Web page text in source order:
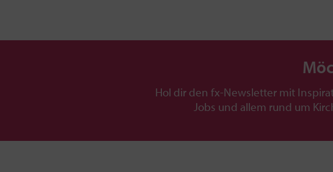
Hol dir den fx-Newsletter mit
Jobs und allem rund um